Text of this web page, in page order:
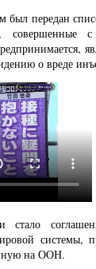
был передан
совершенные
о вреде
стало
системы,
на ООН.